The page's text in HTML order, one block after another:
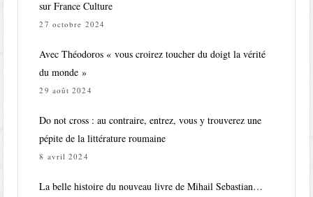
sur France Culture
27 octobre 2024
Avec Théodoros « vous croirez toucher du doigt la vérité
du monde »
29 août 2024
Do not cross : au contraire, entrez, vous y trouverez une
pépite de la littérature roumaine
8 avril 2024
La belle histoire du nouveau livre de Mihail Sebastian…